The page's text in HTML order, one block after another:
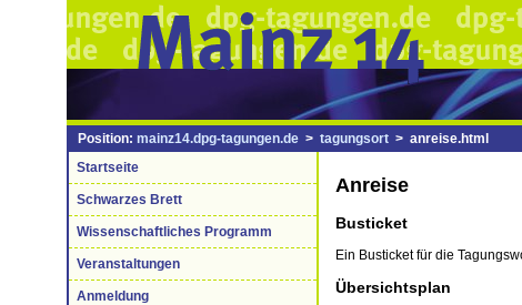
Position: mainz14.dpg-tagungen.de > tagungsort > anreise.html
Startseite
Schwarzes Brett
Wissenschaftliches Programm
Veranstaltungen
Anmeldung
Anreise
Busticket
Ein Busticket für die
Übersichtsplan